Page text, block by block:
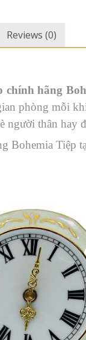
Reviews (0)
chính hãng
phòng mỗi
người thân hay
Bohemia Tiệp